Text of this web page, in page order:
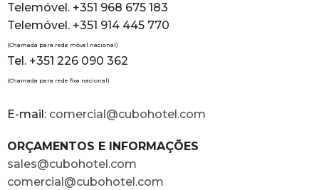
Telemóvel. +351 968 675 183
Telemóvel. +351 914 445 770
(Chamada para rede móvel nacional)
Tel. +351 226 090 362
(Chamada para rede fixa nacional)
E-mail: comercial@cubohotel.com
ORÇAMENTOS E INFORMAÇÕES
sales@cubohotel.com
comercial@cubohotel.com